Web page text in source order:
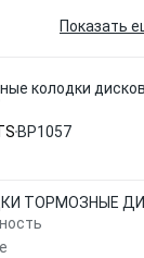
Показать
колодки
BP1057
ТОРМОЗНЫЕ